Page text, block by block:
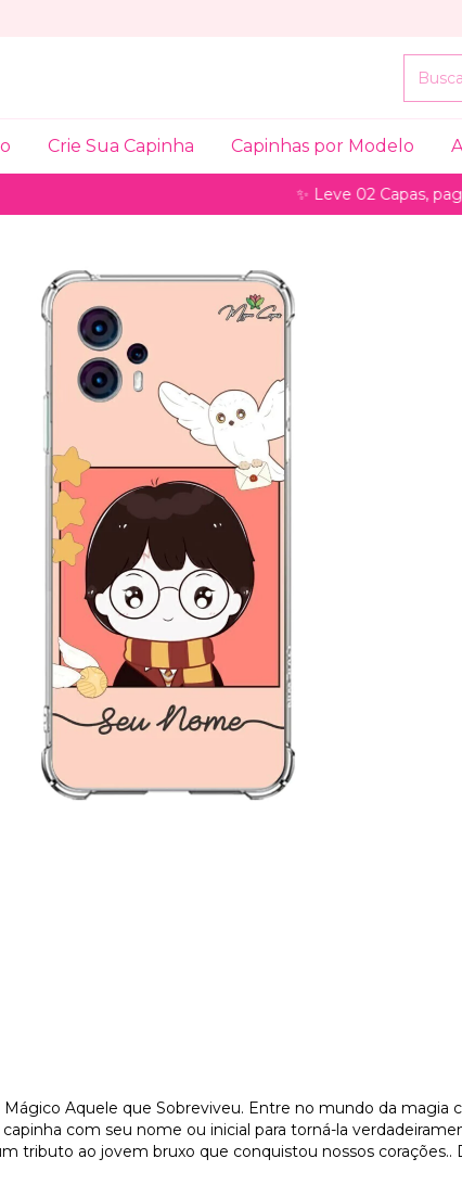
Crie Sua Capinha Capinhas por Modelo
✨ Leve 02 Capas, pague só
Aquele que Sobreviveu. Entre no mundo da magia
com seu nome ou inicial para torná-la
tributo ao jovem bruxo que conquistou nossos corações..